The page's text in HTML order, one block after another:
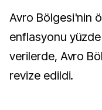
Avro Bölgesi'nin
enflasyonu yüzde
verilerde, Avro
revize edildi.